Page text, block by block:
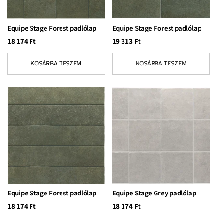
Equipe Stage Forest padlólap
18 174Ft
KOSÁRBA TESZEM
Equipe Stage Forest padlólap
19 313Ft
KOSÁRBA TESZEM
Equipe Stage Forest padlólap
18 174Ft
Equipe Stage Grey padlólap
18 174Ft